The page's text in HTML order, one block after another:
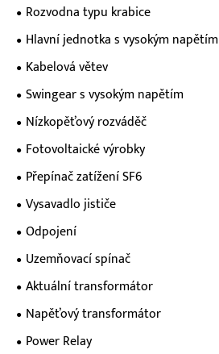
Rozvodna typu krabice
Hlavní jednotka s vysokým napětím
Kabelová větev
Swingear s vysokým napětím
Nízkopěťový rozváděč
Fotovoltaické výrobky
Přepínač zatížení SF6
Vysavadlo jističe
Odpojení
Uzemňovací spínač
Aktuální transformátor
Napěťový transformátor
Power Relay